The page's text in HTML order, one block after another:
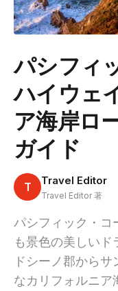
パシフィ
ハイウェ
ア海岸ロ
ガイド
T Travel Editor
Travel Editor 著
パシフィック・コ
も景色の美しい
ドシーノ郡から
なカリフォルニア